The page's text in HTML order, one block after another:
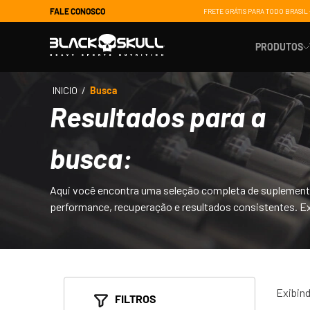
FALE CONOSCO FRETE GRÁTIS PARA TODO BRASIL
PRODUTOS
Suporte
Ganho
Energia
Controle
Saúde e
Resultados para a
busca:
Aqui você encontra uma seleção completa de
performance, recuperação e resultados consistentes.
FILTROS